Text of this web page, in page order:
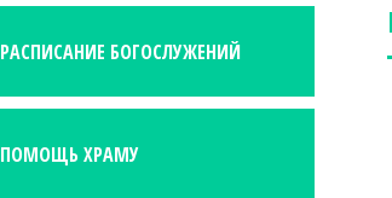
РАСПИСАНИЕ БОГОСЛУЖЕНИЙ
ПОМОЩЬ ХРАМУ